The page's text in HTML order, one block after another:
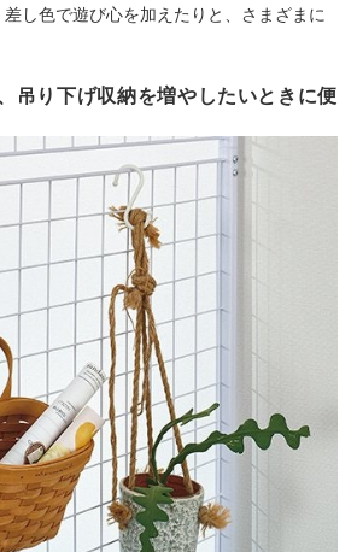
し色で遊び心を加えたりと、さまざまに
吊り下げ収納を増やしたいときに便